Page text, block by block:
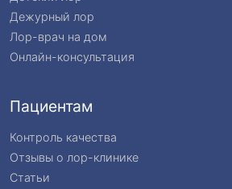
Дежурный лор
Лор-врач на дом
Онлайн-консультация
Пациентам
Контроль качества
Отзывы о лор-клинике
Статьи